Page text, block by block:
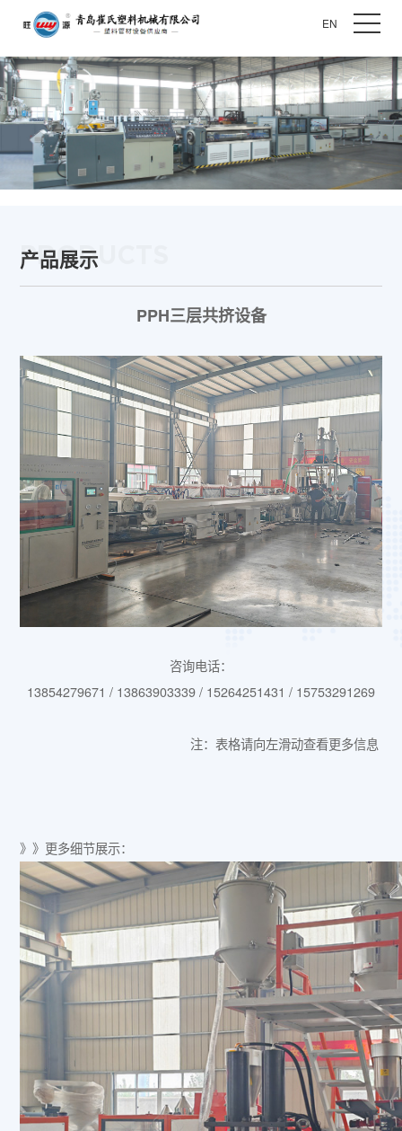
EN
PRODUCTS
产品展示
PPH三层共挤设备
咨询电话：
13854279671 / 13863903339 / 15264251431 / 15753291269
注：表格请向左滑动查看更多信息
》》更多细节展示：